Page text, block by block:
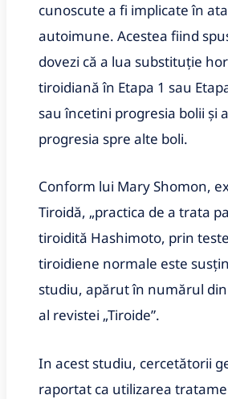
cunoscute a fi implicate în
autoimune. Acestea fiind
dovezi că a lua substituție
tiroidiană în Etapa 1 sau
sau încetini progresia bolii și
progresia spre alte boli.
Conform lui Mary Shomon,
Tiroidă, „practica de a trata
tiroidită Hashimoto, prin
tiroidiene normale este
studiu, apărut în numărul
al revistei „Tiroide”.
In acest studiu, cercetătorii
raportat ca utilizarea